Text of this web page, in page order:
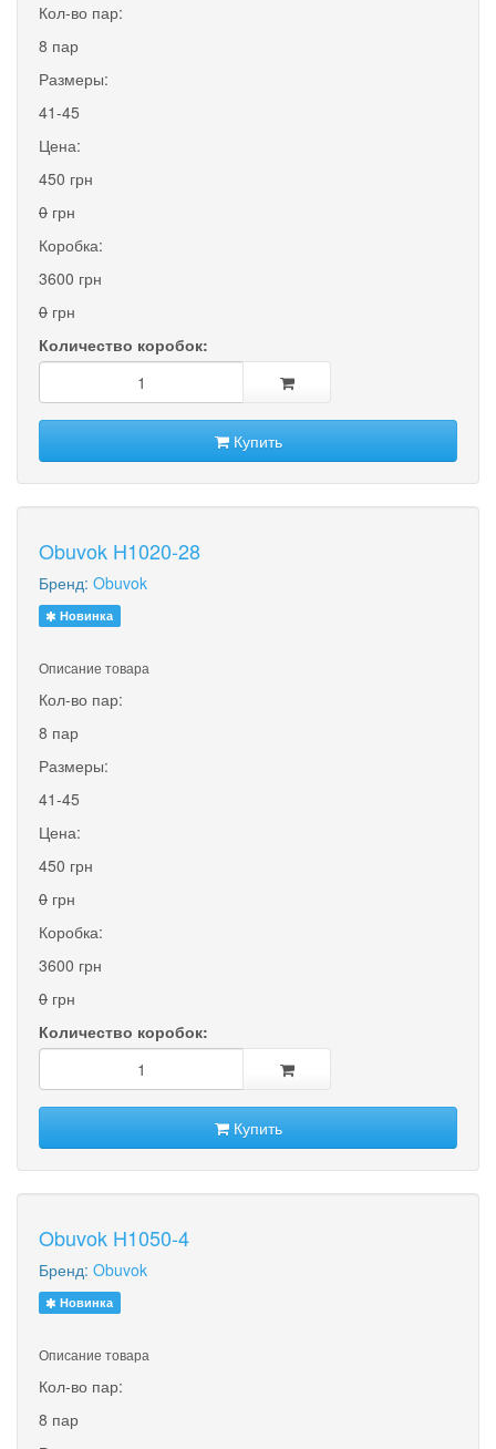
Кол-во пар:
8 пар
Размеры:
41-45
Цена:
450 грн
0 грн
Коробка:
3600 грн
0 грн
Количество коробок:
Купить
Obuvok H1020-28
Бренд: Obuvok
Новинка
Описание товара
Кол-во пар:
8 пар
Размеры:
41-45
Цена:
450 грн
0 грн
Коробка:
3600 грн
0 грн
Количество коробок:
Купить
Obuvok H1050-4
Бренд: Obuvok
Новинка
Описание товара
Кол-во пар:
8 пар